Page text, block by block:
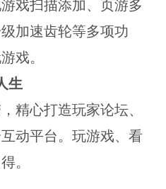
戏扫描添加、页游多
加速齿轮等多项功
戏。
生
心打造玩家论坛、
动平台。玩游戏、看
。